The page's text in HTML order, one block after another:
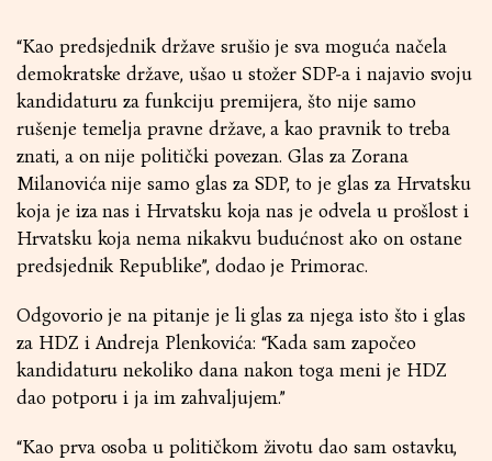
“Kao predsjednik države srušio je sva moguća načela
demokratske države, ušao u stožer SDP-a i najavio svoju
kandidaturu za funkciju premijera, što nije samo
rušenje temelja pravne države, a kao pravnik to treba
znati, a on nije politički povezan. Glas za Zorana
Milanovića nije samo glas za SDP, to je glas za Hrvatsku
koja je iza nas i Hrvatsku koja nas je odvela u prošlost i
Hrvatsku koja nema nikakvu budućnost ako on ostane
predsjednik Republike”, dodao je Primorac.
Odgovorio je na pitanje je li glas za njega isto što i glas
za HDZ i Andreja Plenkovića: “Kada sam započeo
kandidaturu nekoliko dana nakon toga meni je HDZ
dao potporu i ja im zahvaljujem.”
“Kao prva osoba u političkom životu dao sam ostavku,